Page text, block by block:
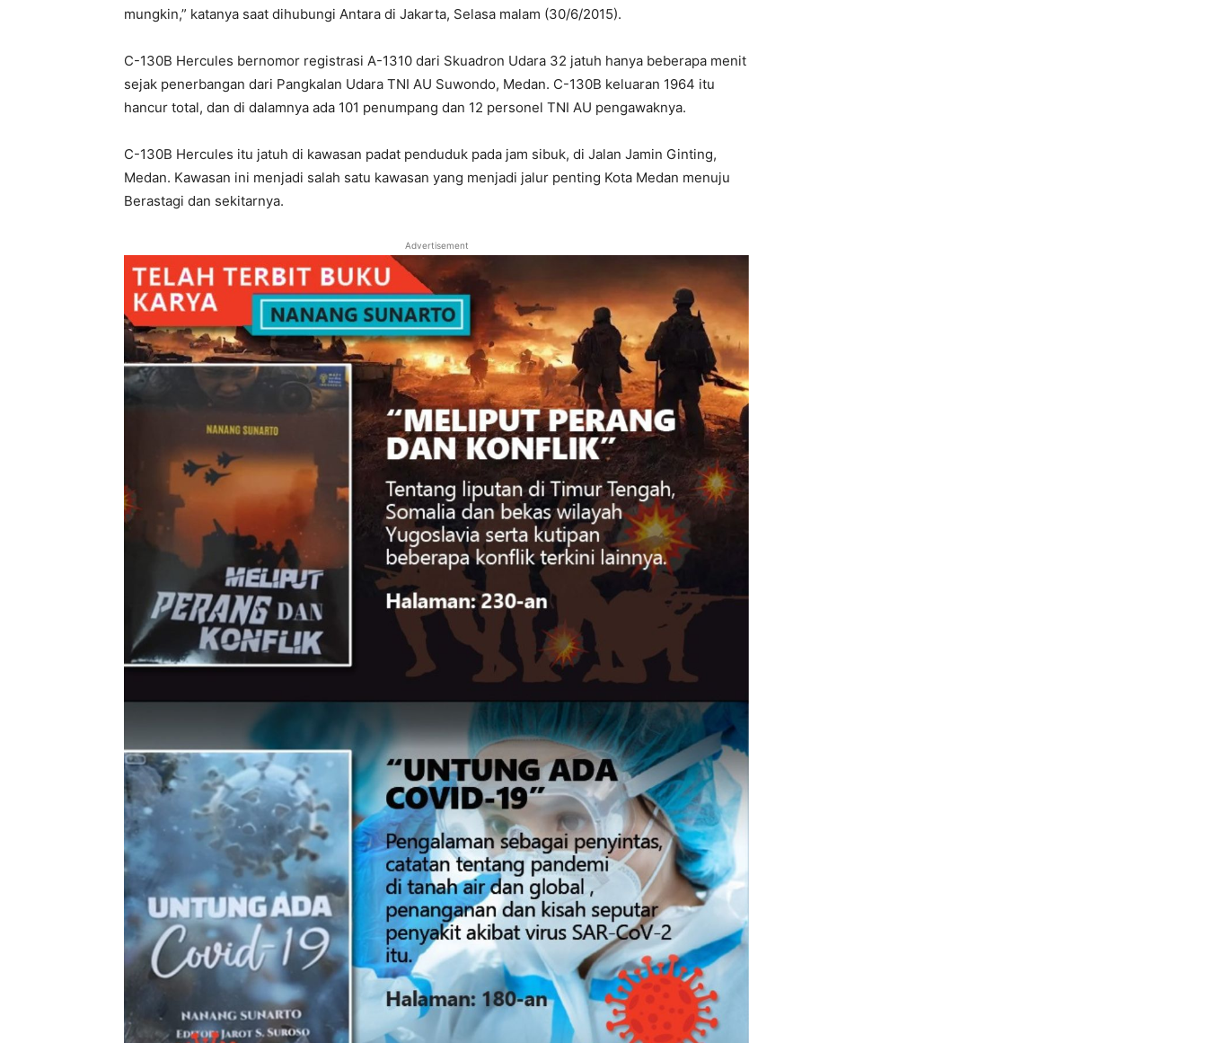
mungkin,” katanya saat dihubungi Antara di Jakarta, Selasa malam (30/6/2015).
C-130B Hercules bernomor registrasi A-1310 dari Skuadron Udara 32 jatuh hanya beberapa menit
sejak penerbangan dari Pangkalan Udara TNI AU Suwondo, Medan. C-130B keluaran 1964 itu
hancur total, dan di dalamnya ada 101 penumpang dan 12 personel TNI AU pengawaknya.
C-130B Hercules itu jatuh di kawasan padat penduduk pada jam sibuk, di Jalan Jamin Ginting,
Medan. Kawasan ini menjadi salah satu kawasan yang menjadi jalur penting Kota Medan menuju
Berastagi dan sekitarnya.
Advertisement